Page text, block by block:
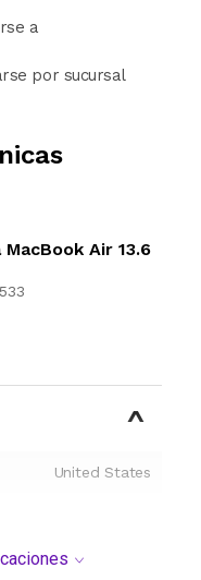
a
por sucursal
MacBook Air 13.6
United States